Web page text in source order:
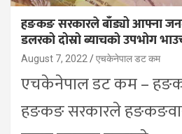
हङकङ सरकारले बाँड्यो आफ्ना
डलरको दोस्रो ब्याचको उपभोग
August 7, 2022 एचकेनेपाल डट कम
एचकेनेपाल डट कम –
हङकङ सरकारले